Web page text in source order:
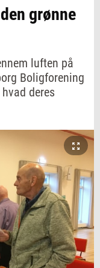
grønne
luften på
Boligforening
deres